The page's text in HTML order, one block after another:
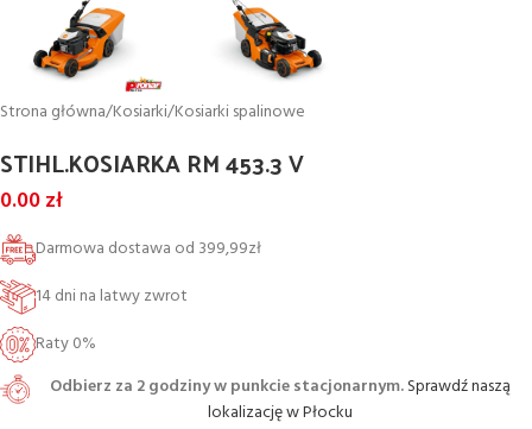
Strona główna/Kosiarki/Kosiarki spalinowe
STIHL.KOSIARKA RM 453.3 V
0.00zł
Darmowa dostawa od 399,99zł
14 dni na latwy zwrot
Raty 0%
Odbierz za 2 godziny w punkcie stacjonarnym.Sprawdź naszą
lokalizację w Płocku